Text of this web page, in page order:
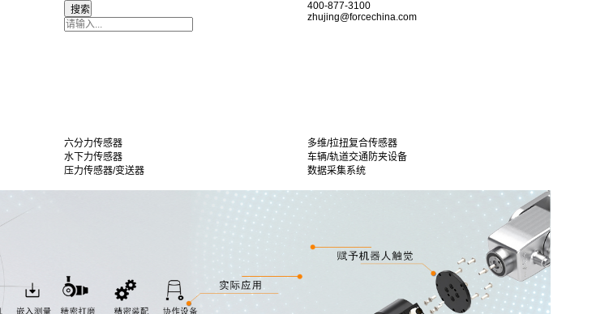
400-877-3100
zhujing@forcechina.com
六分力传感器
多维/拉扭复合传感器
水下力传感器
车辆/轨道交通防夹设备
压力传感器/变送器
数据采集系统